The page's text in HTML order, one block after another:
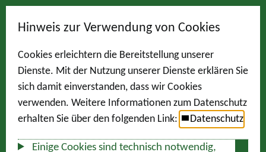
Hinweis zur Verwendung von Cookies
Cookies erleichtern die Bereitstellung unserer
Dienste. Mit der Nutzung unserer Dienste erklären Sie
sich damit einverstanden, dass wir Cookies
verwenden. Weitere Informationen zum Datenschutz
erhalten Sie über den folgenden Link:
Datenschutz
Einige Cookies sind technisch notwendig,